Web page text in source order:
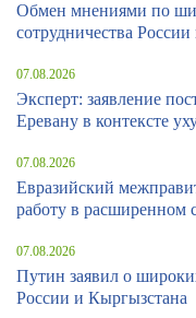
Обмен мнениями по
сотрудничества
07.08.2026
Эксперт: заявление
Еревану в контексте
07.08.2026
Евразийский
работу в расширенном
07.08.2026
Путин заявил о
России и Кыргызстана